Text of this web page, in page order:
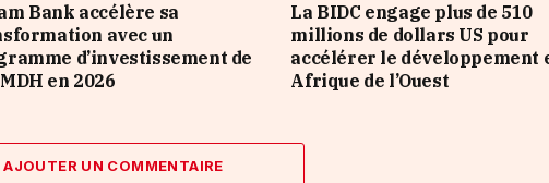
Bank accélère sa
avec un
d’investissement de
en 2026
La BIDC engage plus de 510
millions de dollars US pour
accélérer le développement
Afrique de l’Ouest
AJOUTER UN COMMENTAIRE